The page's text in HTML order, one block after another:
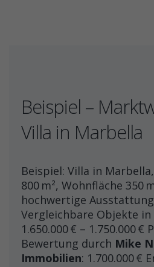
Beispiel –
Villa in Marbella
Beispiel: Villa in
800 m², Wohnfläche 350
hochwertige
Vergleichbare Objekte in
1.650.000 € – 1.750.000 €
Bewertung durch Mike
Immobilien: 1.700.000 €